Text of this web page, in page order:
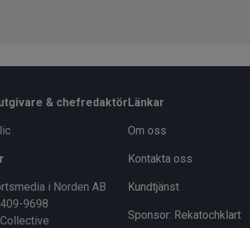
& chefredaktör
i Norden AB
9698
Länkar
Om oss
Kontakta oss
Kundtjänst
Sponsor: Rekatochklart